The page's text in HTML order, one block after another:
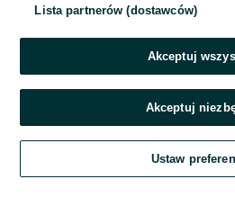
Nie pamiętasz hasła?
Zaloguj
Kontynuując za pośrednictwem jednego z
Regulamin serwisu OLX.pl w
Lista partnerów (dostawców)
Akceptuj
Akceptuj
Ustaw